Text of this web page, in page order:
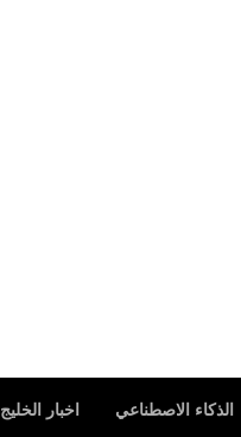
الذكاء الاصطناعي اخبار الخليج